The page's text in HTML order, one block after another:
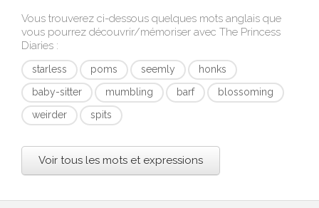
Vous trouverez ci-dessous quelques mots anglais que
vous pourrez découvrir/mémoriser avec The Princess
Diaries :
starless poms seemly
honks
baby-sitter
mumbling barf
blossoming
weirder
spits
Voir tous les mots et expressions